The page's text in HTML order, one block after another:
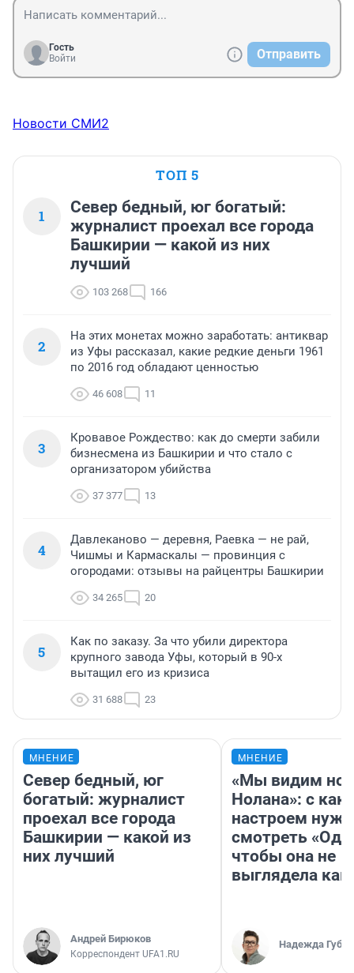
Гость
Войти
Отправить
Новости СМИ2
ТОП 5
1
Север бедный, юг богатый:
журналист проехал все города
Башкирии — какой из них
лучший
103 268 166
2
На этих монетах можно заработать: антиквар
из Уфы рассказал, какие редкие деньги 1961
по 2016 год обладают ценностью
46 608 11
3
Кровавое Рождество: как до смерти забили
бизнесмена из Башкирии и что стало с
организатором убийства
37 377 13
4
Давлеканово — деревня, Раевка — не рай,
Чишмы и Кармаскалы — провинция с
огородами: отзывы на райцентры Башкирии
34 265 20
5
Как по заказу. За что убили директора
крупного завода Уфы, который в 90-х
вытащил его из кризиса
31 688 23
МНЕНИЕ
Север бедный, юг
богатый: журналист
проехал все города
Башкирии — какой из
них лучший
Андрей Бирюков
Корреспондент UFA1.RU
МНЕНИЕ
«Мы видим
Нолана»: с
настроем
смотреть
чтобы она не
выглядела как
Надежда